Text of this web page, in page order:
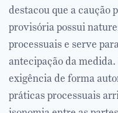
destacou que a caução
provisória possui
processuais e serve
antecipação da
exigência de forma
práticas processuais